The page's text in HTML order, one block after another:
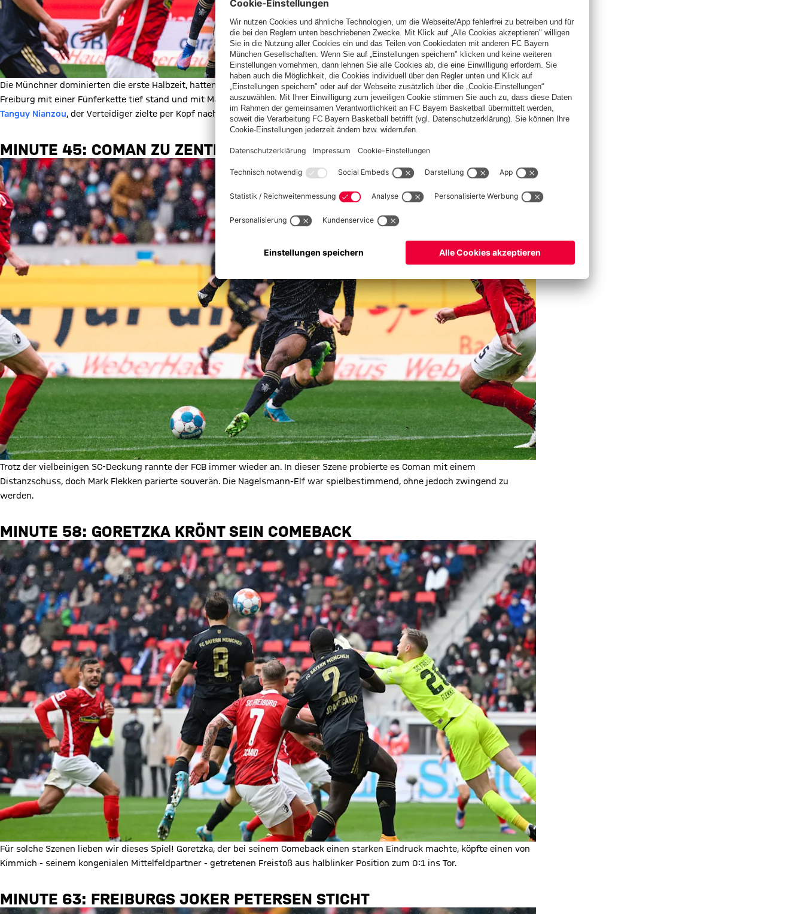
Die Münchner dominierten die erste Halbzeit, hatten knapp 65 % Ballbesitz - doch Chancen blieben zunächst Mangelware, da
Freiburg mit einer Fünferkette tief stand und mit Mann und Maus verteidigte. Die beste Möglichkeit in Durchgang eins hatte
Tanguy Nianzou, der Verteidiger zielte per Kopf nach einer Ecke von Joshua Kimmichaber knapp zu hoch.
MINUTE 45: COMAN ZU ZENTRAL
Trotz der vielbeinigen SC-Deckung rannte der FCB immer wieder an. In dieser Szene probierte es Coman mit einem
Distanzschuss, doch Mark Flekken parierte souverän. Die Nagelsmann-Elf war spielbestimmend, ohne jedoch zwingend zu
werden.
MINUTE 58: GORETZKA KRÖNT SEIN COMEBACK
Für solche Szenen lieben wir dieses Spiel! Goretzka, der bei seinem Comeback einen starken Eindruck machte, köpfte einen von
Kimmich - seinem kongenialen Mittelfeldpartner - getretenen Freistoß aus halblinker Position zum 0:1 ins Tor.
MINUTE 63: FREIBURGS JOKER PETERSEN STICHT